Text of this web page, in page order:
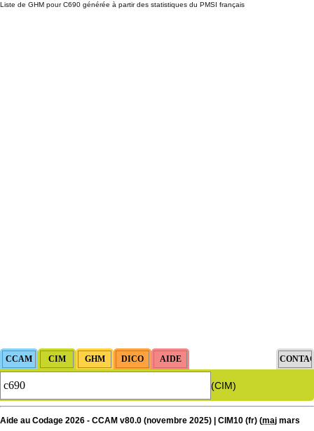
Liste de GHM pour C690 générée à partir des statistiques du PMSI français
(CIM)
Aide au Codage 2026 - CCAM v80.0 (novembre 2025) | CIM10 (fr) (maj mars